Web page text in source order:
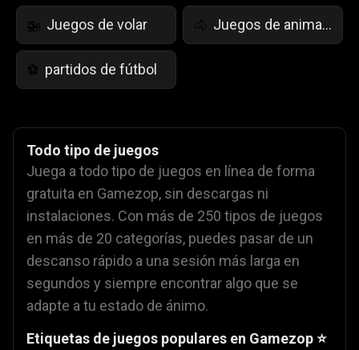
🚁 Juegos de volar 🐴 Juegos de animales
⚽ partidos de fútbol
Todo tipo de juegos
Juega a todo tipo de juegos en línea de forma
gratuita en Gamezop, sin descargas ni
instalaciones. Con más de 250 tipos de juegos
en más de 20 categorías, puedes pasar de un
descanso rápido a una sesión más larga en
segundos y siempre encontrar algo que se
adapte a tu estado de ánimo.
Etiquetas de juegos populares en Gamezop ⭐